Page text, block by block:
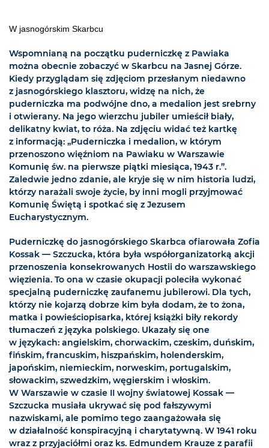
W jasnogórskim Skarbcu
Wspomnianą na początku puderniczkę z Pawiaka
można obecnie zobaczyć w Skarbcu na Jasnej Górze.
Kiedy przyglądam się zdjęciom przesłanym niedawno
z jasnogórskiego klasztoru, widzę na nich, że
puderniczka ma podwójne dno, a medalion jest srebrny
i otwierany. Na jego wierzchu jubiler umieścił biały,
delikatny kwiat, to róża. Na zdjęciu widać też kartkę
z informacją: „Puderniczka i medalion, w którym
przenoszono więźniom na Pawiaku w Warszawie
Komunię św. na pierwsze piątki miesiąca, 1943 r.”.
Zaledwie jedno zdanie, ale kryje się w nim historia ludzi,
którzy narażali swoje życie, by inni mogli przyjmować
Komunię Świętą i spotkać się z Jezusem
Eucharystycznym.
Puderniczkę do jasnogórskiego Skarbca ofiarowała Zofia
Kossak — Szczucka, która była współorganizatorką akcji
przenoszenia konsekrowanych Hostii do warszawskiego
więzienia. To ona w czasie okupacji poleciła wykonać
specjalną puderniczkę zaufanemu jubilerowi. Dla tych,
którzy nie kojarzą dobrze kim była dodam, że to żona,
matka i powieściopisarka, której książki biły rekordy
tłumaczeń z języka polskiego. Ukazały się one
w językach: angielskim, chorwackim, czeskim, duńskim,
fińskim, francuskim, hiszpańskim, holenderskim,
japońskim, niemieckim, norweskim, portugalskim,
słowackim, szwedzkim, węgierskim i włoskim.
W Warszawie w czasie II wojny światowej Kossak —
Szczucka musiała ukrywać się pod fałszywymi
nazwiskami, ale pomimo tego zaangażowała się
w działalność konspiracyjną i charytatywną. W 1941 roku
wraz z przyjaciółmi oraz ks. Edmundem Krauze z parafii